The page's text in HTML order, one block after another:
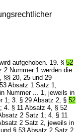
aufgehoben. 19. §52
2 Nummer 1 werden die
§§ 20, 25 und 29
Absatz 1 Satz 1,
Nummer ... 1, jeweils in
1; 3. § 29 Absatz 2, §52
4. § 11 Absatz 4, § 52
2 Satz 1; 4. § 11
2 Satz 2, jeweils in
§ 53 Absatz 2 Satz 2,